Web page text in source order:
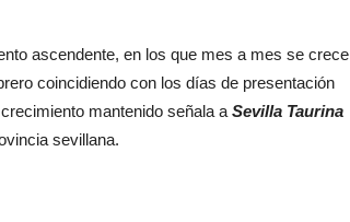
ascendente, en los que mes a mes se crece
coincidiendo con los días de presentación
mantenido señala a Sevilla Taurina
sevillana.